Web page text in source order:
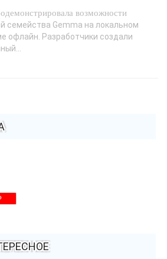
возможности
семейства Gemma на локальном
офлайн. Разработчики создали